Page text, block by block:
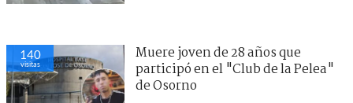
140
visitas
Muere joven de 28 años que
participó en el "Club de la Pelea"
de Osorno